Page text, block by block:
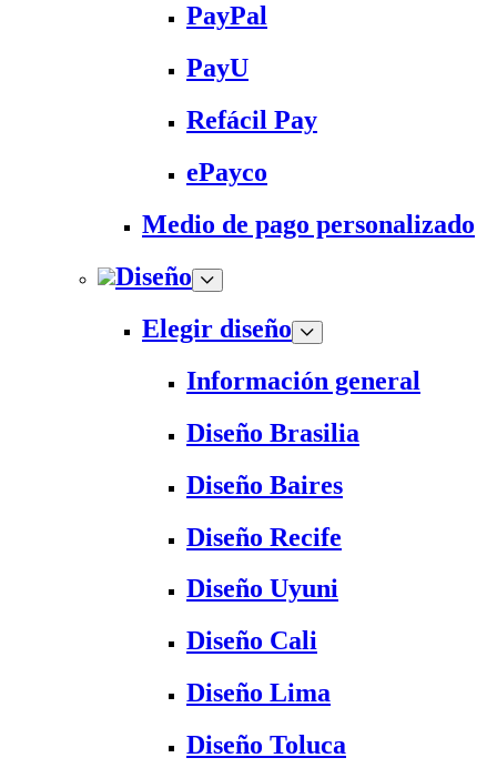
PayPal
PayU
Refácil Pay
ePayco
Medio de pago personalizado
Diseño
Elegir diseño
Información general
Diseño Brasilia
Diseño Baires
Diseño Recife
Diseño Uyuni
Diseño Cali
Diseño Lima
Diseño Toluca